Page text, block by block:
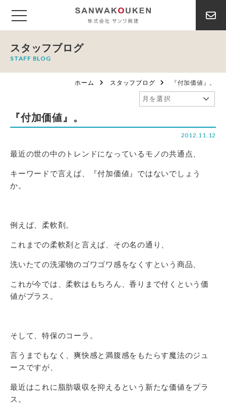
スタッフブログ
STAFF BLOG
ホーム スタッフブログ 『付加価値』。
『付加価値』。
2012.11.12
最近の世の中のトレンドになっているモノの共通点、
キーワードで言えば、『付加価値』ではないでしょう
か。
例えば、柔軟剤。
これまでの柔軟剤と言えば、その名の通り、
洗いたての洗濯物のゴワゴワ感をなくすという商品、
これが今では、柔軟はもちろん、香りまで付くという価
値がプラス。
そして、特保のコーラ。
言うまでもなく、爽快感と満腹感をもたらす魔法のジュ
ースですが、
最近はこれに脂肪吸収を抑えるという新たな価値をプラ
ス。